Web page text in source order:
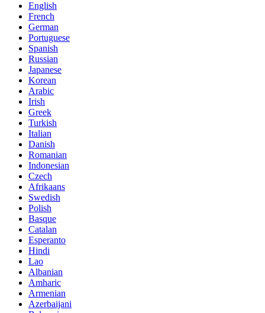
English
French
German
Portuguese
Spanish
Russian
Japanese
Korean
Arabic
Irish
Greek
Turkish
Italian
Danish
Romanian
Indonesian
Czech
Afrikaans
Swedish
Polish
Basque
Catalan
Esperanto
Hindi
Lao
Albanian
Amharic
Armenian
Azerbaijani